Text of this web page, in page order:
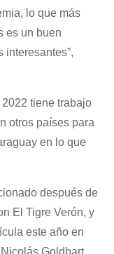
lo que más
es un buen
interesantes”,
tiene trabajo
otros países para
en lo que
después de
El Tigre Verón, y
este año en
Goldbart,